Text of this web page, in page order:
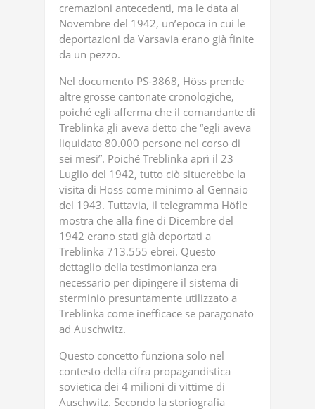
cremazioni antecedenti, ma le data al
Novembre del 1942, un’epoca in cui le
deportazioni da Varsavia erano già finite
da un pezzo.
Nel documento PS-3868, Höss prende
altre grosse cantonate cronologiche,
poiché egli afferma che il comandante di
Treblinka gli aveva detto che “egli aveva
liquidato 80.000 persone nel corso di
sei mesi”. Poiché Treblinka aprì il 23
Luglio del 1942, tutto ciò situerebbe la
visita di Höss come minimo al Gennaio
del 1943. Tuttavia, il telegramma Höfle
mostra che alla fine di Dicembre del
1942 erano stati già deportati a
Treblinka 713.555 ebrei. Questo
dettaglio della testimonianza era
necessario per dipingere il sistema di
sterminio presuntamente utilizzato a
Treblinka come inefficace se paragonato
ad Auschwitz.
Questo concetto funziona solo nel
contesto della cifra propagandistica
sovietica dei 4 milioni di vittime di
Auschwitz. Secondo la storiografia